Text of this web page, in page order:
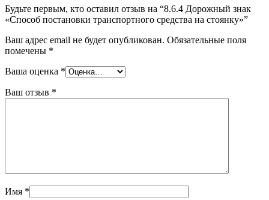
Будьте первым, кто оставил отзыв на “8.6.4 Дорожный знак
«Способ постановки транспортного средства на стоянку»”
Ваш адрес email не будет опубликован. Обязательные поля
помечены *
Ваша оценка *
Ваш отзыв *
Имя *